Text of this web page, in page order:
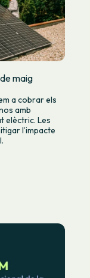
maig
a cobrar els
amb
elèctric. Les
l’impacte